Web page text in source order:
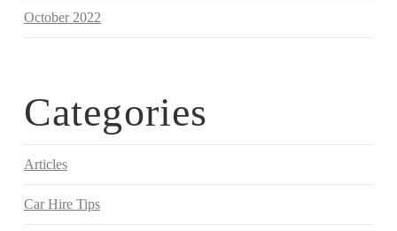
October 2022
Categories
Articles
Car Hire Tips